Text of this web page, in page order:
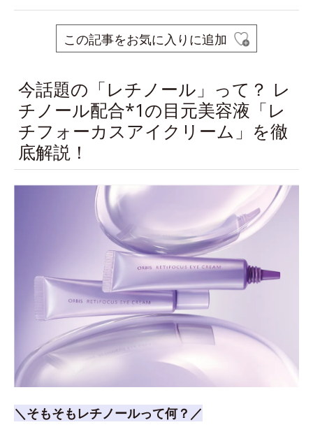
この記事をお気に入りに追加
今話題の「レチノール」って？ レ
チノール配合*1の目元美容液「レ
チフォーカスアイクリーム」を徹
底解説！
＼そもそもレチノールって何？／